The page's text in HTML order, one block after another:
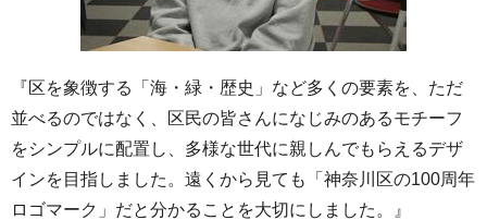
『区を象徴する「海・緑・歴史」など多くの要素を、ただ
並べるのではなく、区民の皆さんになじみのあるモチーフ
をシンプルに配置し、多様な世代に親しんでもらえるデザ
インを目指しました。遠くから見ても「神奈川区の100周年
ロゴマーク」だと分かることを大切にしました。』